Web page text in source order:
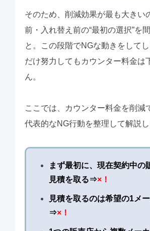
そのため、削減効果が最も大きい
前・入れ替え前の“最初の選択”を
と。この段階でNGな動きをして
だけ努力してもカウンター料金は
ん。
ここでは、カウンター料金を削減
代表的なNG行動を整理して解説し
まず最初に、現在契約中の
見積を取る⇒×！
見積を取るのは希望の1メ
⇒×！